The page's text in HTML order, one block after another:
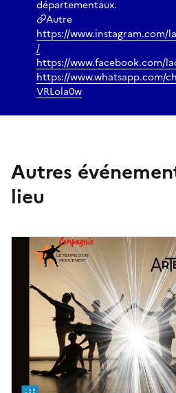
départementaux.
Autre
https://www.instagram.com/
/
https://www.facebook.com/
https://www.whatsapp.com/
VRLola0w
Autres
lieu